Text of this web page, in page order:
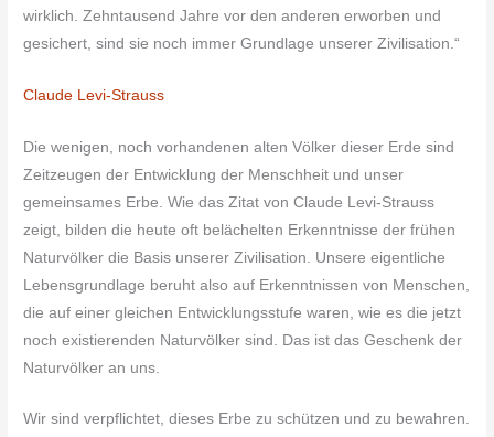
wirklich. Zehntausend Jahre vor den anderen erworben und
gesichert, sind sie noch immer Grundlage unserer Zivilisation.“
Claude Levi-Strauss
Die wenigen, noch vorhandenen alten Völker dieser Erde sind
Zeitzeugen der Entwicklung der Menschheit und unser
gemeinsames Erbe. Wie das Zitat von Claude Levi-Strauss
zeigt, bilden die heute oft belächelten Erkenntnisse der frühen
Naturvölker die Basis unserer Zivilisation. Unsere eigentliche
Lebensgrundlage beruht also auf Erkenntnissen von Menschen,
die auf einer gleichen Entwicklungsstufe waren, wie es die jetzt
noch existierenden Naturvölker sind. Das ist das Geschenk der
Naturvölker an uns.
Wir sind verpflichtet, dieses Erbe zu schützen und zu bewahren.